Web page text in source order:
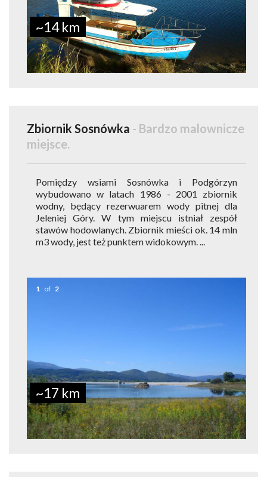
~14 km
Zbiornik Sosnówka - Bardzo malownicze
miejsce.
Pomiędzy wsiami Sosnówka i Podgórzyn
wybudowano w latach 1986 - 2001 zbiornik
wodny, będący rezerwuarem wody pitnej dla
Jeleniej Góry. W tym miejscu istniał zespół
stawów hodowlanych. Zbiornik mieści ok. 14 mln
m3 wody, jest też punktem widokowym. ...
1 of 2
~17 km